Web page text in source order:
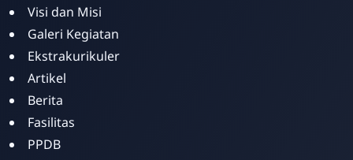
Visi dan Misi
Galeri Kegiatan
Ekstrakurikuler
Artikel
Berita
Fasilitas
PPDB